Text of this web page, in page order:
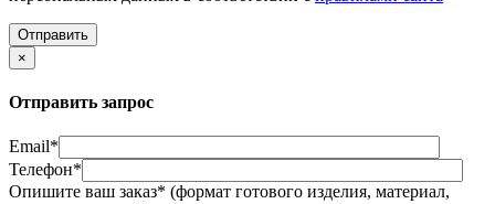
×
Отправить запрос
Email*
Телефон*
Опишите ваш заказ* (формат готового изделия, материал,